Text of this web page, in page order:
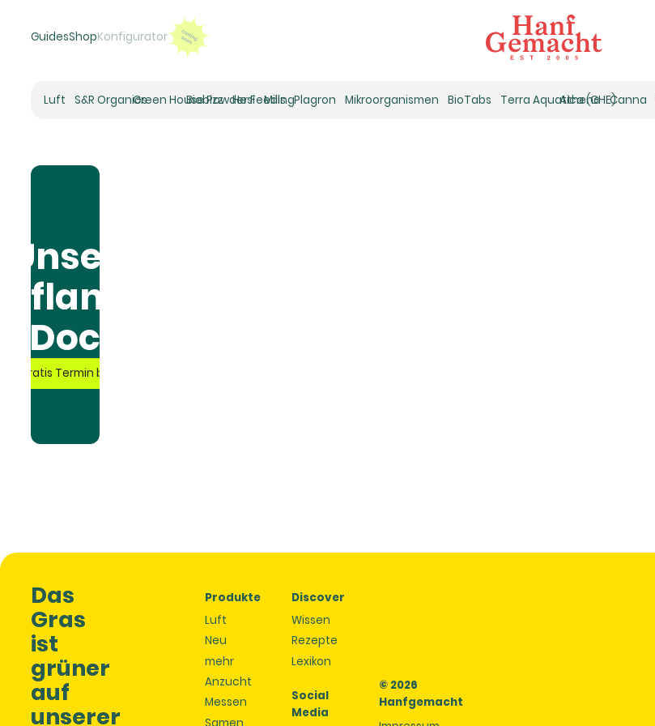
GuidesShopKonfigurator
Luft
Umluft-Ventilatoren
Aktivkohlefilter
Luftbefeuchter
Klimaregelung
Luftentfeuchter
S&R OrganicsGreen House Powder Feeding
Biobizz Hesi Mills Plagron Mikroorganismen BioTabs Terra Aquatica (GHE)
Athena Canna
Unser
Pflanz
Doc
gratis Termin buchen
Das
Gras
ist
grüner
auf
unserer
Produkte
Luft
Neu
mehr
Anzucht
Messen
Discover
Wissen
Rezepte
Lexikon
Social
Media
© 2026
Hanfgemacht